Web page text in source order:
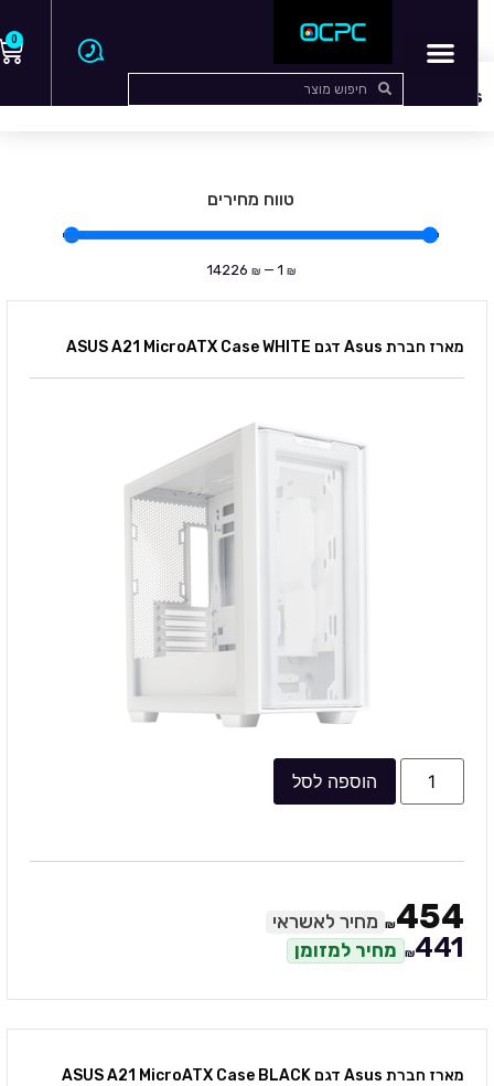
0
Asus
טווח מחירים
₪
1
—
₪
14226
מארז חברת Asus דגם ASUS A21 MicroATX Case WHITE
הוספה לסל
₪454 מחיר לאשראי
₪441 מחיר למזומן
מארז חברת Asus דגם ASUS A21 MicroATX Case BLACK